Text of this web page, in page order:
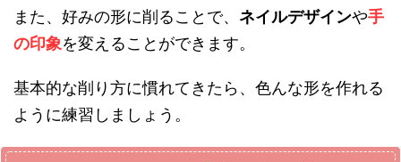
また、好みの形に削ることで、 ネイルデザインや手
の印象を変えることができます。
基本的な削り方に慣れてきたら、色んな形を作れる
ように練習しましょう。